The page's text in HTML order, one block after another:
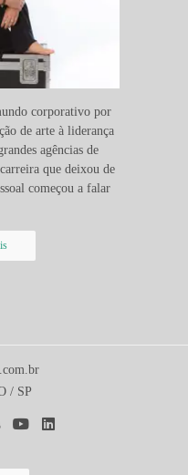
corporativo por
de arte à liderança
agências de
que deixou de
começou a falar
/ SP